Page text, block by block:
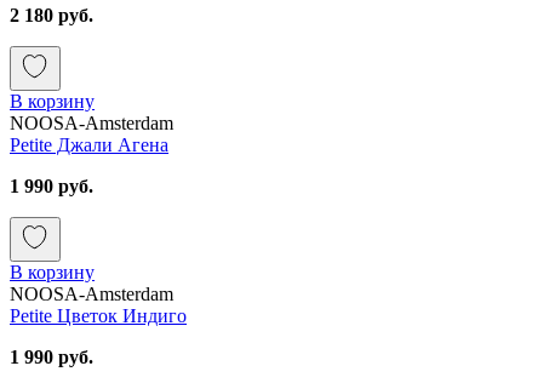
2 180 руб.
В корзину
NOOSA-Amsterdam
Petite Джали Агена
1 990 руб.
В корзину
NOOSA-Amsterdam
Petite Цветок Индиго
1 990 руб.